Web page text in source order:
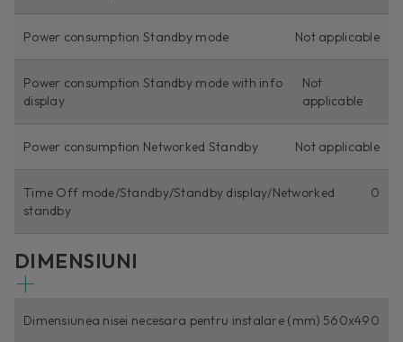
Power consumption Standby mode Not applicable
Power consumption Standby mode with info
display
Not
applicable
Power consumption Networked Standby Not applicable
Time Off mode/Standby/Standby display/Networked
standby
0
DIMENSIUNI
Dimensiunea nisei necesara pentru instalare (mm) 560x490